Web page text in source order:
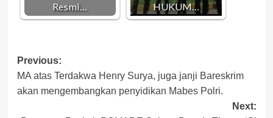
Resmi…
HUKUM…
Post
navigation
Previous:
MA atas Terdakwa Henry Surya, juga janji Bareskrim
akan mengembangkan penyidikan Mabes Polri.
Next: